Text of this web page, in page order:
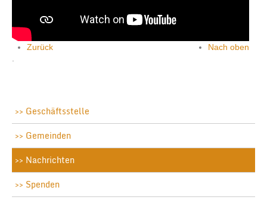
Zurück
Nach oben
Geschäftsstelle
Gemeinden
Nachrichten
Spenden